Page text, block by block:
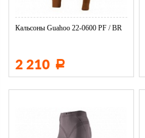
Кальсоны Guahoo 22-0600 PF / BR
2 210 Р